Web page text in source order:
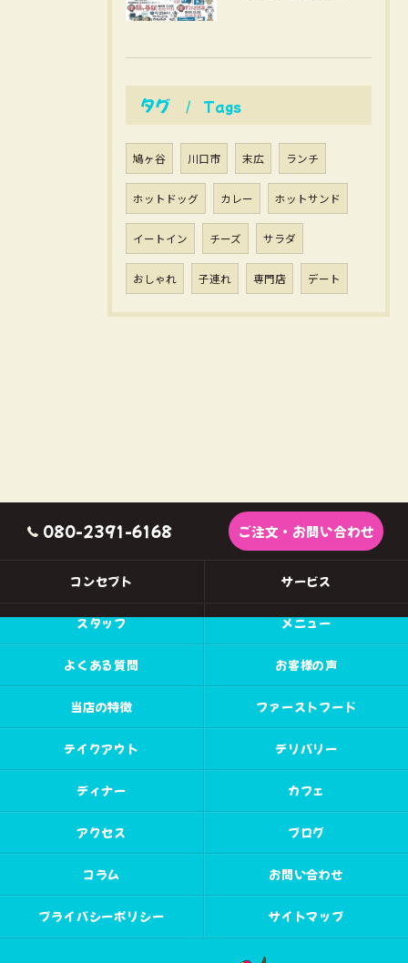
タグ Tags
鳩ヶ谷 川口市 末広 ランチ
ホットドッグ カレー ホットサンド
イートイン チーズ サラダ
おしゃれ 子連れ 専門店 デート
080-2391-6168 ご注文・お問い合わせ
コンセプト サービス
スタッフ メニュー
よくある質問 お客様の声
当店の特徴 ファーストフード
テイクアウト デリバリー
ディナー カフェ
アクセス ブログ
コラム お問い合わせ
プライバシーポリシー サイトマップ